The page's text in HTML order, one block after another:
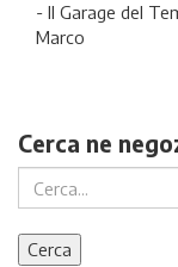
- Il Garage del
Marco
Cerca ne